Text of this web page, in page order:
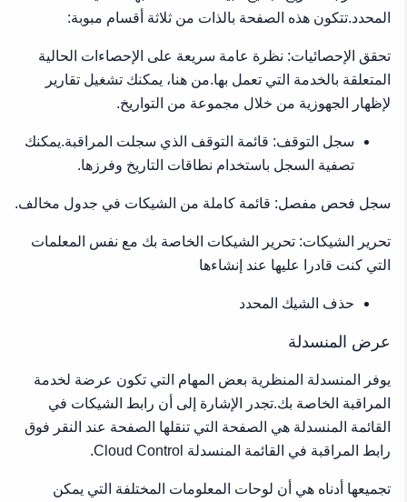
المحدد.تتكون هذه الصفحة بالذات من ثلاثة أقسام مبوبة:
تحقق الإحصائيات: نظرة عامة سريعة على الإحصاءات الحالية
المتعلقة بالخدمة التي تعمل بها.من هنا، يمكنك تشغيل تقارير
لإظهار الجهوزية من خلال مجموعة من التواريخ.
سجل التوقف: قائمة التوقف الذي سجلت المراقبة.يمكنك
تصفية السجل باستخدام نطاقات التاريخ وفرزها.
سجل فحص مفصل: قائمة كاملة من الشيكات في جدول مخالف.
تحرير الشيكات: تحرير الشيكات الخاصة بك مع نفس المعلمات
التي كنت قادرا عليها عند إنشاءها
حذف الشيك المحدد
عرض المنسدلة
يوفر المنسدلة المنظرية بعض المهام التي تكون عرضة لخدمة
المراقبة الخاصة بك.تجدر الإشارة إلى أن رابط الشيكات في
القائمة المنسدلة هي الصفحة التي تنقلها الصفحة عند النقر فوق
رابط المراقبة في القائمة المنسدلة Cloud Control.
تجميعها أدناه هي أن لوحات المعلومات المختلفة التي يمكن